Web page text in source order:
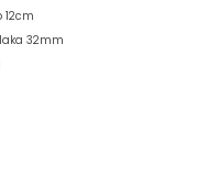
12cm
32mm